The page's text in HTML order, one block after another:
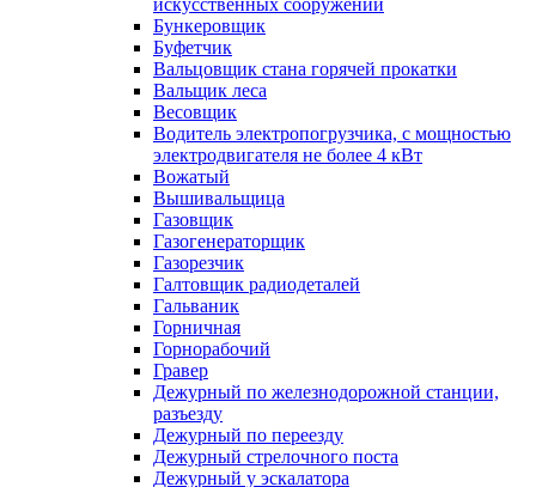
искусственных сооружений
Бункеровщик
Буфетчик
Вальцовщик стана горячей прокатки
Вальщик леса
Весовщик
Водитель электропогрузчика, с мощностью
электродвигателя не более 4 кВт
Вожатый
Вышивальщица
Газовщик
Газогенераторщик
Газорезчик
Галтовщик радиодеталей
Гальваник
Горничная
Горнорабочий
Гравер
Дежурный по железнодорожной станции,
разъезду
Дежурный по переезду
Дежурный стрелочного поста
Дежурный у эскалатора